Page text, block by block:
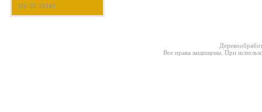
(11-21-2019)
Все права защищены. При